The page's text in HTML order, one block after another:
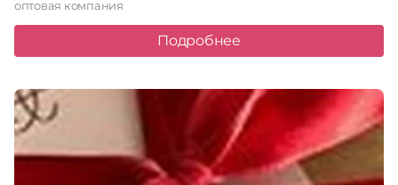
оптовая компания
Подробнее